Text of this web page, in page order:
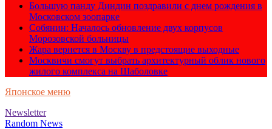
Большую панду Диндин поздравили с днем рождения в
Московском зоопарке
Собянин: Началось обновление двух корпусов
Морозовской больницы
Жара вернется в Москву в предстоящие выходные
Москвичи смогут выбрать архитектурный облик нового
жилого комплекса на Шаболовке
Японское меню
Newsletter
Random News